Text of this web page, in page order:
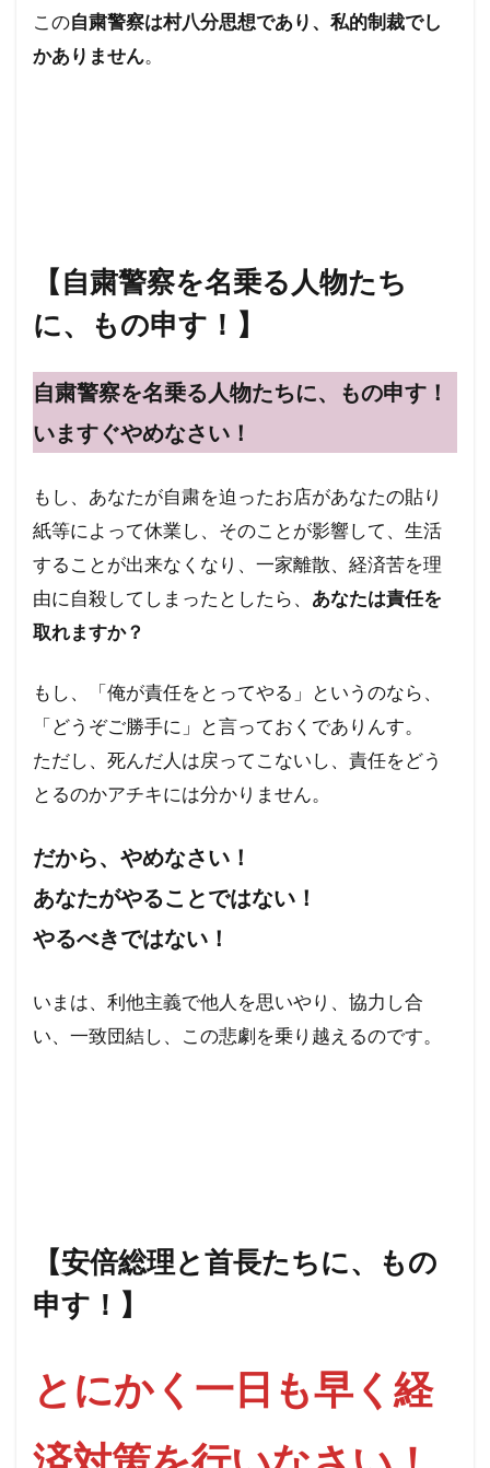
この自粛警察は村八分思想であり、私的制裁でし
かありません。
【自粛警察を名乗る人物たち
に、もの申す！】
自粛警察を名乗る人物たちに、もの申す！
いますぐやめなさい！
もし、あなたが自粛を迫ったお店があなたの貼り
紙等によって休業し、そのことが影響して、生活
することが出来なくなり、一家離散、経済苦を理
由に自殺してしまったとしたら、 あなたは責任を
取れますか？
もし、「俺が責任をとってやる」というのなら、
「どうぞご勝手に」と言っておくでありんす。
ただし、死んだ人は戻ってこないし、責任をどう
とるのかアチキには分かりません。
だから、やめなさい！
あなたがやることではない！
やるべきではない！
いまは、利他主義で他人を思いやり、協力し合
い、一致団結し、この悲劇を乗り越えるのです。
【安倍総理と首長たちに、もの
申す！】
とにかく一日も早く経